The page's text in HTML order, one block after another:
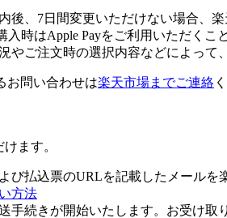
後、7日間変更いただけない場合、
入時はApple Payをご利用いただくこ
やご注文時の選択内容などによって
お問い合わせは楽天市場までご連絡
ます。
び払込票のURLを記載したメールを
方法
手続きが開始いたします。お受け取